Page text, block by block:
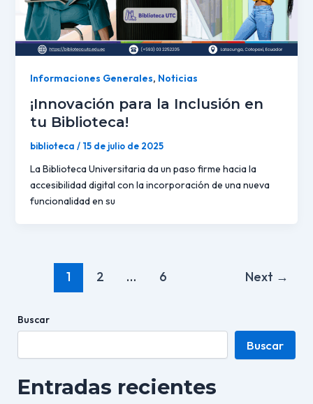
Informaciones Generales, Noticias
¡Innovación para la Inclusión en
tu Biblioteca!
biblioteca / 15 de julio de 2025
La Biblioteca Universitaria da un paso firme hacia la
accesibilidad digital con la incorporación de una nueva
funcionalidad en su
1 2 … 6 Next →
Buscar
Buscar
Entradas recientes